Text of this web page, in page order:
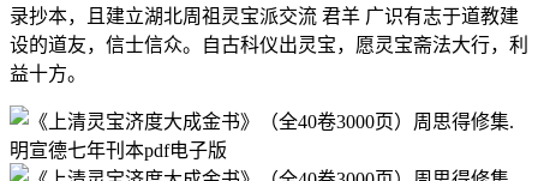
录抄本，且建立湖北周祖灵宝派交流 君羊 广识有志于道教建
设的道友，信士信众。自古科仪出灵宝，愿灵宝斋法大行，利
益十方。